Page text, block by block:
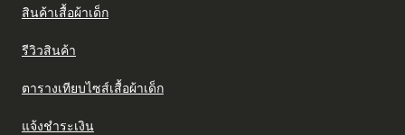
สินค้าเสื้อผ้าเด็ก
รีวิวสินค้า
ตารางเทียบไซส์เสื้อผ้าเด็ก
แจ้งชำระเงิน